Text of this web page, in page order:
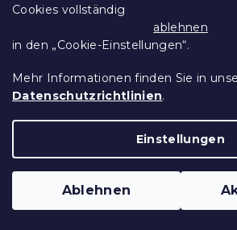
Cookies vollständig
ablehnen
in den „Cookie-Einstellungen“.
Mehr Informationen finden Sie in
Datenschutzrichtlinien.
Einstellungen
Ablehnen
Bettwäsche aus Mikrofaser
CHRISTMAS bunt
Auf Lager(>10 Stücke)
11,80 €